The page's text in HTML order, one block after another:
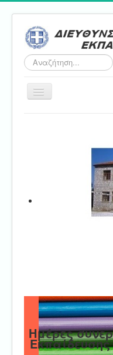
Αναζήτηση...
Εναλλαγή
Ημέρες